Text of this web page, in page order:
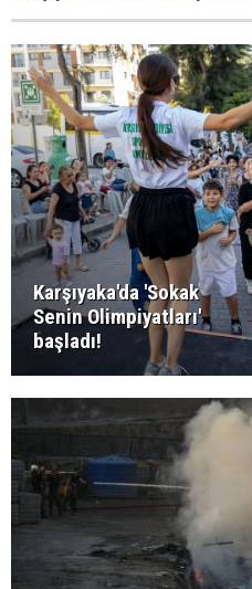
Karşıyaka'da 'Sokak
Senin Olimpiyatları'
başladı!